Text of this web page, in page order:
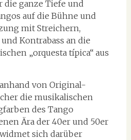
die ganze Tiefe und
auf die Bühne und
mit Streichern,
Kontrabass an die
„orquesta típica“ aus
von Original-
die musikalischen
des Tango
Ära der 40er und 50er
sich darüber